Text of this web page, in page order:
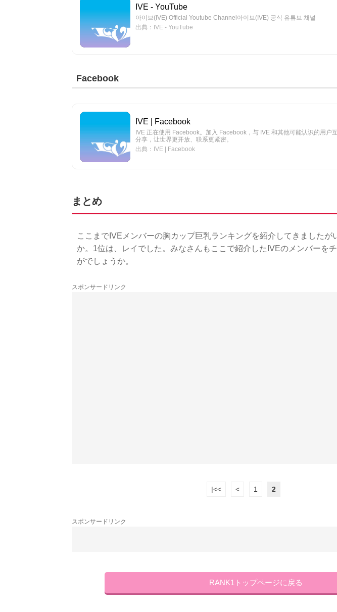
IVE - YouTube
아이브(IVE) Official Youtube Channel아이브(IVE) 공식 유튜브 채널
出典：IVE - YouTube
Facebook
IVE | Facebook
IVE 正在使用 Facebook。加入 Facebook，与 IVE 和其他可能认识的用户
分享，让世界更开放、联系更紧密。
出典：IVE | Facebook
まとめ
ここまでIVEメンバーの胸カップ巨乳ランキングを紹介してきましたが
か。1位は、レイでした。みなさんもここで紹介したIVEのメンバーを
がでしょうか。
スポンサードリンク
|<< < 1 2
スポンサードリンク
RANK1トップページに戻る